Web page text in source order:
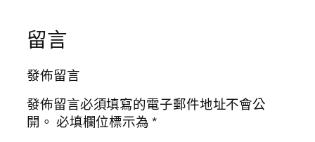
留言
發佈留言
發佈留言必須填寫的電子郵件地址不會公
開。 必填欄位標示為*